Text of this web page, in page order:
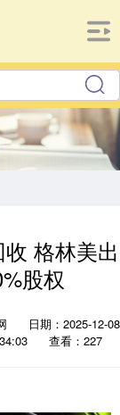
格林美出
股权
日期：2025-12-08
查看：227